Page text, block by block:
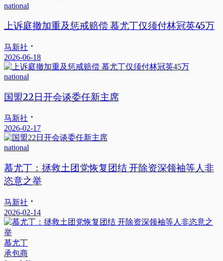
national
上诉庭撤加重及惩戒赔偿 慕尤丁仅须付林冠英45万
马新社
2026-06-18
national
国盟22日开会谈委任新主席
马新社
2026-02-17
national
慕尤丁：拯救土团党恢复团结 开除资深领袖等人非
恣意之举
马新社
2026-02-14
慕尤丁
承包商